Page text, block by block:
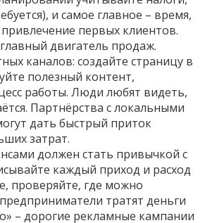
и самое главное – время,
первых клиентов.
двигатель продаж.
каналов: создайте страницу в
полезный контент,
работы. Люди любят видеть,
Партнёрства с локальными
дать быстрый приток
затрат.
должен стать привычкой с
каждый приход и расход
проверяйте, где можно
тратят деньги
– дорогие рекламные кампании